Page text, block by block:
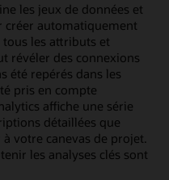
les jeux de données et
créer automatiquement
les attributs et
révéler des connexions
été repérés dans les
pris en compte
affiche une série
détaillées que
votre canevas de projet.
les analyses clés sont